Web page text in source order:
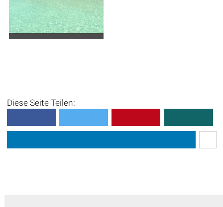
Auszeit vom Trubel der
Stadt. D...
etwa 24 km südsüdwestlich
größte Insel in der Bucht. Ko
Diese Seite Teilen: